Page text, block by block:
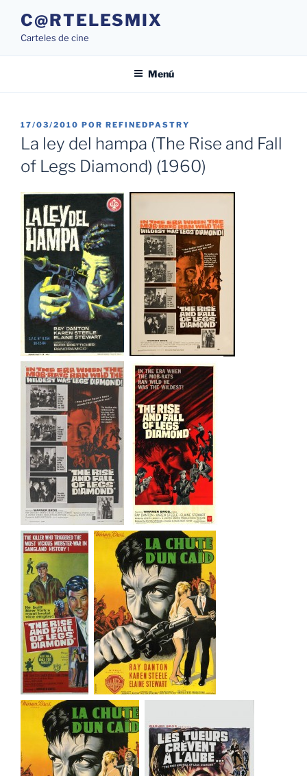
contenido
C@RTELESMIX
Carteles de cine
Menú
PUBLICADO
EL
17/03/2010 POR REFINEDPASTRY
La ley del hampa (The Rise and Fall
of Legs Diamond) (1960)